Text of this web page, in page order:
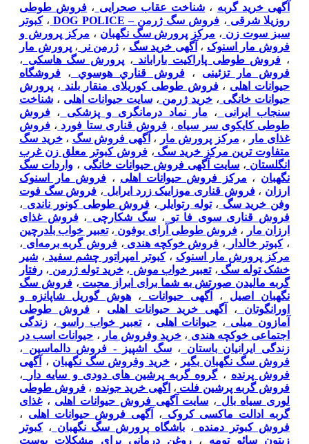
آگهی خرید گربه ، شناخت عقاب صحرایی ، فروش طوطی
روزیلا شرقی ، فروش سگ ژرمن – DOG POLICE ،کبوتر
سبز سوت زن ، مرکز پرورش سگ نگهبان ، مرکز پرورش و
فروش مار اسنوک ، آگهی خرید سگ ، ژرمن نر ،پرورش مار
، فروش طوطی پاراکیت باراباند ، پرورش سگ هاسکی ،
فروش مار تزئینی ،فروش قناري هوسوي ، فروشگاه
حیوانات اهلی ،فروش طوطی کوریلای منقار بلند ، پرورش
حیوانات خانگی ، خرید ژرمن ،سایت حیوانات اهلی ، شناخت
سنجاب ایرانی
، مار نماد درمانگری و پزشکی ، فروش
طوطی کایکوی سر سیاه ، فروش قناری ستا فورد ، فروش
غذای مار
، مرکز پرورش مار ، آگهی فروش سگ ،خرید سگ
متفاوت ترین مرکز خرید سگ ،فروش کبوتر معلق زن غرب
انگلستان ، سایت آگهی فروش حیوانات خانگی ،واردات سگ
نگهبان ، مرکز فروش حیوانات اهلی ، فروش مار اسنوک
ارزان ،فروش قناری موزاییک زرد ایرابل ، فروش سگ فوت
وفن خرید سگ ،توله رتوایلر ، فروش طوطی کونور ناندی ،
فروش قناری سوی فا تو ، سگ شکارچی ،فروش غذای
ارزان مار
، فروش طوطی آرای بوفون ،تعبیر خواب بلدرچین
،کبوتر خالدار ، فروش خوکچه هندی ،فروش گربه برمه‌ای ،
مرکز پرورش مار اسنوک ،کبوتر امپراتور چشم سفید ، شیر
خشک توله سگ ،تعبیر خواب موش ،خرید توله ژرمن ، رفتار
گربه مالیدن صورتش به شما برای ابراز محبت ،فروش سگ
نگهبان اصیل ، آگهی حیوانات ، هوش گوریل شاپانزه و
اورانگوتان
، آگهی خرید حیوانات اهلی ، فروش طوطی
آمازون میلی ، حیوانات اهلی ،تعبیر خواب راسو ، زندگی
اجتماعی خوکچه هندی ، خرید وفروش مار ، حیوانات اسب در
زندگی ایرانیان باستان
،سگ اشپیز - فروش دالماسین
،
فروش سگ نگهبان بگیر
، خرید وفروش سگ نگهبان ، آگهی
فروش پرنده ،گروه گربه پرشین های دودی و سایه دار
،
فروش گربه پرشین فلت ، اگهی خرید جونده ، فروش طوطی
لوری سیاه بال ، سایت آگهی فروش حیوانات اهلی ،غذای
گربه ادالت ماکسی کروک ، آگهی فروش حیوانات اهلی ،
فروش کبوتر دمنده ،باشگاه پرورش سگ نگهبان ،کبوتر
زیتون سائو تومه
، روغن درمانی برای مشکلات پوست